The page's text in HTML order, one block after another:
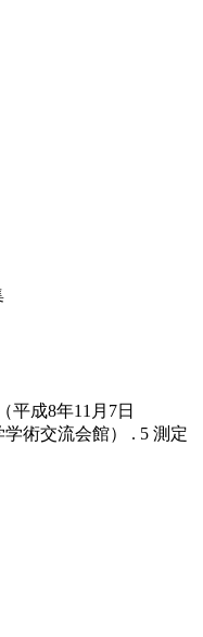
平成8年11月7日
学術交流会館） . 5 測定